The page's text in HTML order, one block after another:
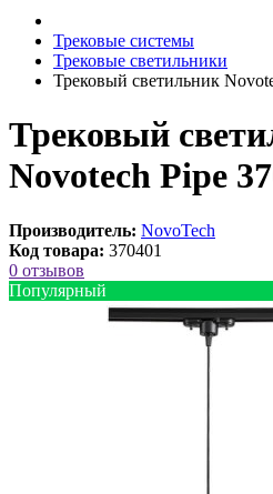
Трековые системы
Трековые светильники
Трековый светильник
Трековый
Novotech Pipe
Производитель: NovoTech
Код товара: 370401
0 отзывов
Популярный